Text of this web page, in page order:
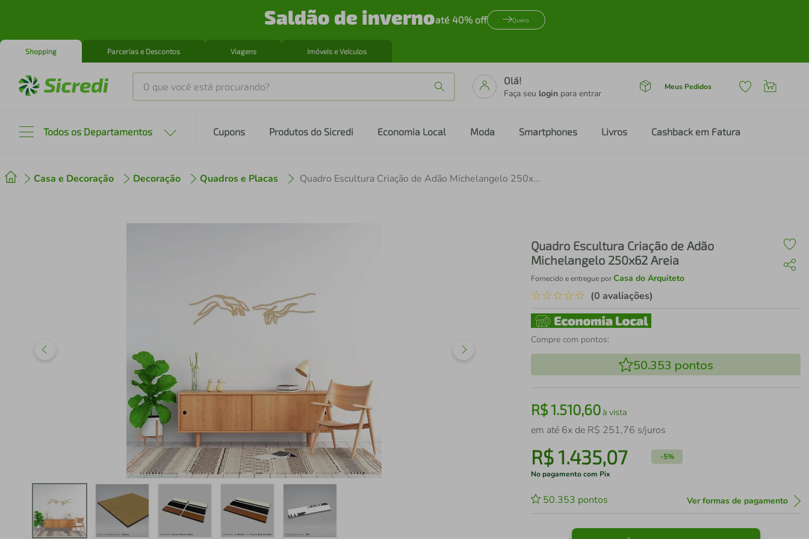
Saldão de invernoaté 40% off Quero
Shopping Parcerias e Descontos Viagens Imóveis e Veículos
O que você está procurando?
Olá!
Faça seu login para entrar
Meus Pedidos
Todos os Departamentos Cupons Produtos do Sicredi Economia Local Moda Smartphones Livros Cashback em Fatura
Casa e Decoração Decoração Quadros e Placas Quadro Escultura Criação de Adão Michelangelo 250x62 Areia
Quadro Escultura Criação de Adão
Michelangelo 250x62 Areia
Fornecido e entregue porCasa do Arquiteto
☆☆☆☆☆ (0 avaliações)
Compre com pontos:
50.353 pontos
R$1.510,60à vista
em até 6x de R$ 251,76 s/juros
R$1.435,07 -5%
No pagamento com Pix
50.353 pontos Ver formas de pagamento
º cafeteira